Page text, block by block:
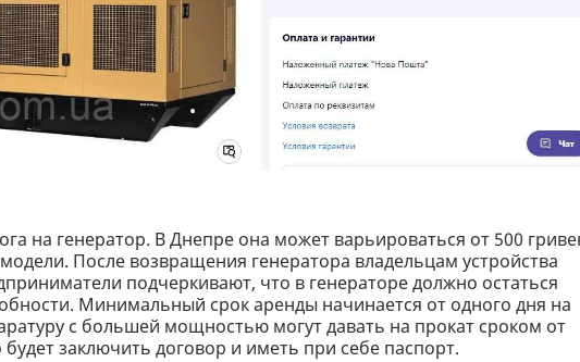
на генератор. В Днепре она может варьироваться от 500
После возвращения генератора владельцам устройства
подчеркивают, что в генераторе должно остаться
Минимальный срок аренды начинается от одного дня на
с большей мощностью могут давать на прокат сроком от
заключить договор и иметь при себе паспорт.